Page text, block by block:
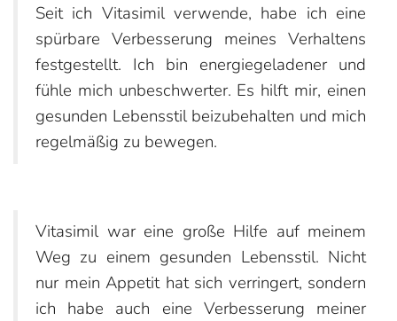
Seit ich Vitasimil verwende, habe ich eine
spürbare Verbesserung meines Verhaltens
festgestellt. Ich bin energiegeladener und
fühle mich unbeschwerter. Es hilft mir, einen
gesunden Lebensstil beizubehalten und mich
regelmäßig zu bewegen.
Vitasimil war eine große Hilfe auf meinem
Weg zu einem gesunden Lebensstil. Nicht
nur mein Appetit hat sich verringert, sondern
ich habe auch eine Verbesserung meiner